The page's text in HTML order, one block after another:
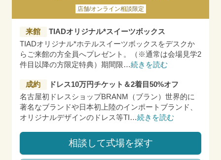
店舗/オンライン相談限定
来館
TIADオリジナル*スイーツボックス
TIADオリジナル*ホテルスイーツボックスをデスクか
らご来館の方全員へプレゼント。（※通常は会場見学2
件目以降の方限定特典）期間限…続きを読む
成約
ドレス10万円チケット＆2着目50%オフ
名古屋初ドレスショップBRANM（ブラン）世界的に
著名なブランドや日本初上陸のインポートブランド、
オリジナルデザインのドレス等TI …続きを読む
相談して式場を探す